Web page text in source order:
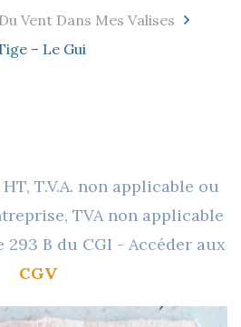
Du Vent Dans Mes Valises
– Le Gui
T.V.A. non applicable ou
TVA non applicable
B du CGI - Accéder aux
CGV